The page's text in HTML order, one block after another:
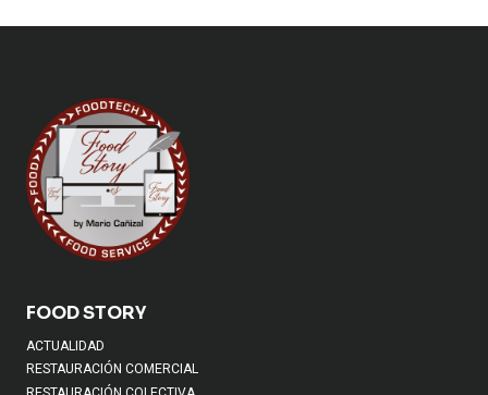
FOOD STORY
ACTUALIDAD
RESTAURACIÓN COMERCIAL